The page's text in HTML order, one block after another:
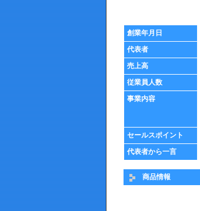
創業年月日
代表者
売上高
従業員人数
事業内容
セールスポイント
代表者から一言
商品情報